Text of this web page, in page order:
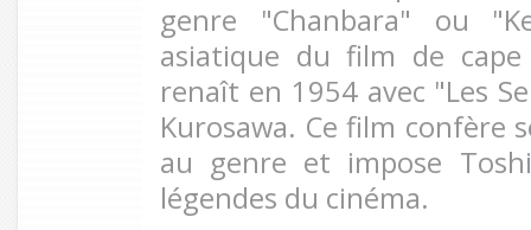
genre "Chanbara" ou
asiatique du film de
renaît en 1954 avec "Les
Kurosawa. Ce film confère
au genre et impose
légendes du cinéma.